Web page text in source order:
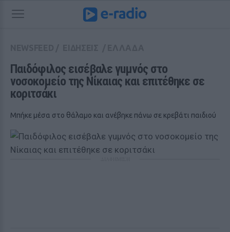
Παιδόφιλος εισέβαλε γuμνός στο
νοσοκομείο της Νίκαιας και επιτέθηκε σε
κοριτσάκι
Μπήκε μέσα στο θάλαμο και ανέβηκε πάνω σε κρεβάτι παιδιού